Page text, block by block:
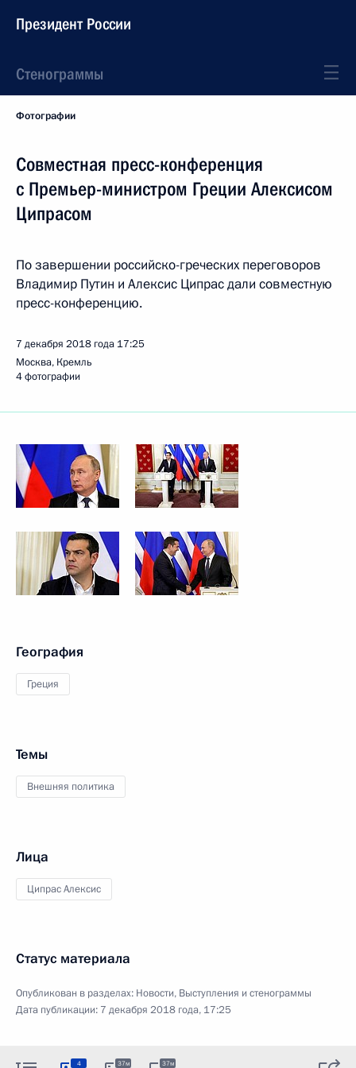
Президент России
Стенограммы
Фотографии
Совместная пресс-конференция
с Премьер-министром Греции Алексисом
Ципрасом
По завершении российско-греческих переговоров
Владимир Путин и Алексис Ципрас дали совместную
пресс-конференцию.
7 декабря 2018 года 17:25
Москва, Кремль
4 фотографии
География
Греция
Темы
Внешняя политика
Лица
Ципрас Алексис
Статус материала
Опубликован в разделах: Новости, Выступления и стенограммы
Дата публикации: 7 декабря 2018 года, 17:25
4 37м 37м